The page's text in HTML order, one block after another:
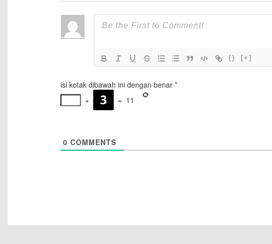
{} [+]
isi kotak dibawah ini dengan benar*
+
= 11
0 COMMENTS